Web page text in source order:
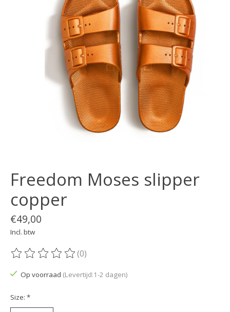
Freedom Moses slipper
copper
€49,00
Incl. btw
De beoordeling van dit product is
(0)
Op voorraad (Levertijd:1-2 dagen)
Size: *